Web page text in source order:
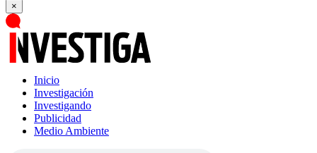
×
Inicio
Investigación
Investigando
Publicidad
Medio Ambiente